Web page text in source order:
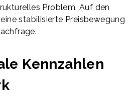
Problem. Auf den
stabilisierte Preisbewegung
Kennzahlen